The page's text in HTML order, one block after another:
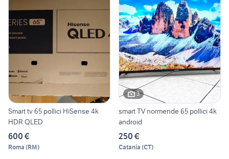
Smart tv 65 pollici HiSense 4k
HDR QLED
600 €
Roma (RM)
3
smart TV normende 65 pollici 4k
android
250 €
Catania (CT)